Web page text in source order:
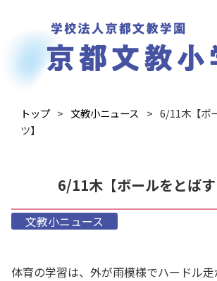
トップ 文教小ニュース
6/11木【ボ
ツ】
6/11木【ボールをとばす
文教小ニュース
体育の学習は、外が雨模様でハードル